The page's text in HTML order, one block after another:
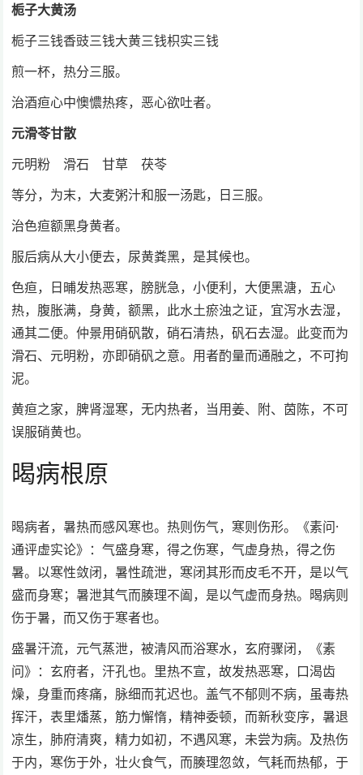
栀子大黄汤
栀子三钱香豉三钱大黄三钱枳实三钱
煎一杯，热分三服。
治酒疸心中懊憹热疼，恶心欲吐者。
元滑苓甘散
元明粉 滑石 甘草 茯苓
等分，为末，大麦粥汁和服一汤匙，日三服。
治色疸额黑身黄者。
服后病从大小便去，尿黄粪黑，是其候也。
色疸，日晡发热恶寒，膀胱急，小便利，大便黑溏，五心
热，腹胀满，身黄，额黑，此水土瘀浊之证，宜泻水去湿，
通其二便。仲景用硝矾散，硝石清热，矾石去湿。此变而为
滑石、元明粉，亦即硝矾之意。用者酌量而通融之，不可拘
泥。
黄疸之家，脾肾湿寒，无内热者，当用姜、附、茵陈，不可
误服硝黄也。
暍病根原
暍病者，暑热而感风寒也。热则伤气，寒则伤形。《素问·
通评虚实论》：气盛身寒，得之伤寒，气虚身热，得之伤
暑。以寒性敛闭，暑性疏泄，寒闭其形而皮毛不开，是以气
盛而身寒；暑泄其气而腠理不阖，是以气虚而身热。暍病则
伤于暑，而又伤于寒者也。
盛暑汗流，元气蒸泄，被清风而浴寒水，玄府骤闭，《素
问》：玄府者，汗孔也。里热不宣，故发热恶寒，口渴齿
燥，身重而疼痛，脉细而芤迟也。盖气不郁则不病，虽毒热
挥汗，表里燔蒸，筋力懈惰，精神委顿，而新秋变序，暑退
凉生，肺府清爽，精力如初，不遇风寒，未尝为病。及热伤
于内，寒伤于外，壮火食气，而腠理忽敛，气耗而热郁，于